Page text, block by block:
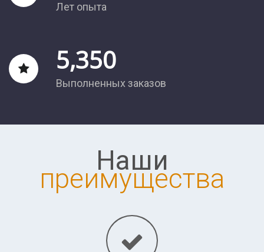
Лет опыта
5,350
Выполненных заказов
Наши
преимущества